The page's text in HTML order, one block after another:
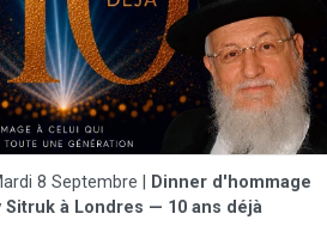
8 Septembre |
Dinner d'hommage
Sitruk à Londres — 10 ans déjà